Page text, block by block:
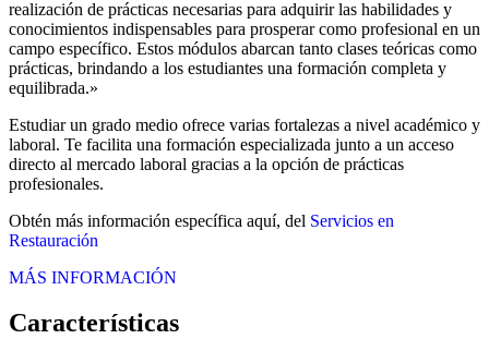
realización de prácticas necesarias para adquirir las habilidades y
conocimientos indispensables para prosperar como profesional en un
campo específico. Estos módulos abarcan tanto clases teóricas como
prácticas, brindando a los estudiantes una formación completa y
equilibrada.»
Estudiar un grado medio ofrece varias fortalezas a nivel académico y
laboral. Te facilita una formación especializada junto a un acceso
directo al mercado laboral gracias a la opción de prácticas
profesionales.
Obtén más información específica aquí, del Servicios en
Restauración
MÁS INFORMACIÓN
Características